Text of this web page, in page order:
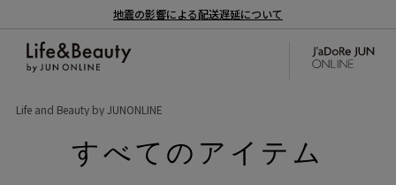
地震の影響による配送遅延について
Life and Beauty by JUNONLINE
すべてのアイテム